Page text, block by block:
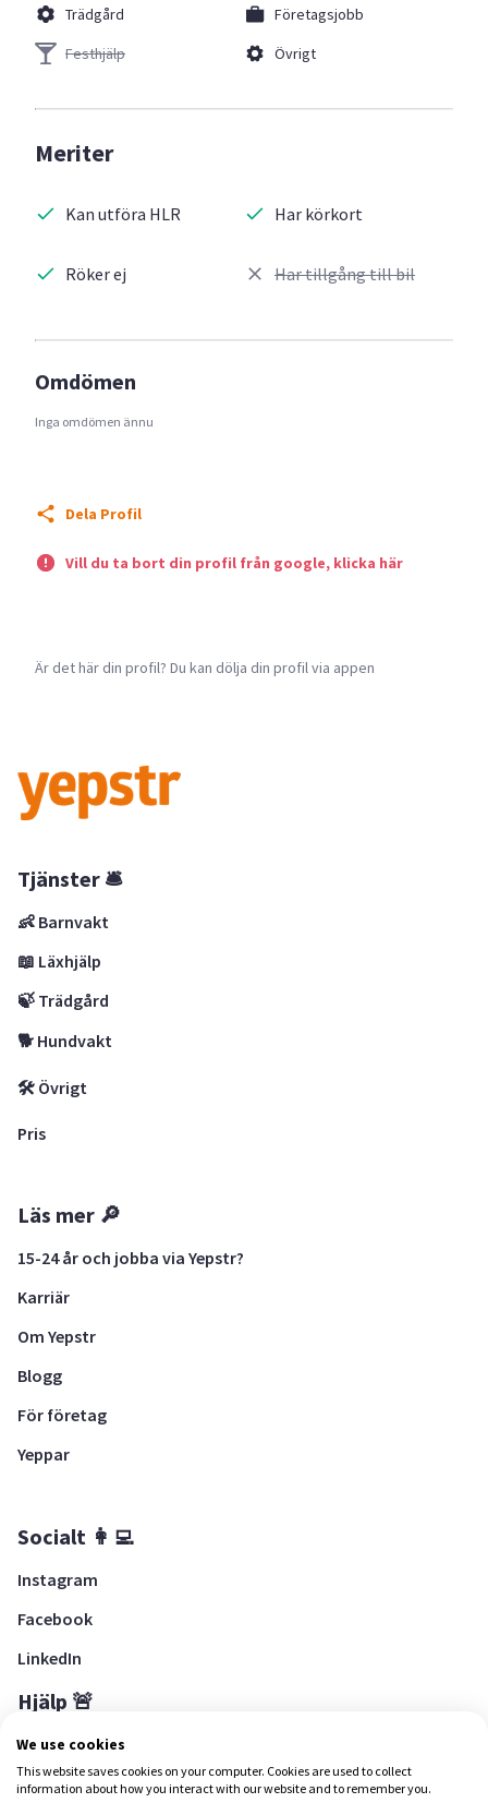
Trädgård
Festhjälp
Företagsjobb
Övrigt
Meriter
Kan utföra HLR
Röker ej
Har körkort
Har tillgång till bil
Omdömen
Inga omdömen ännu
Dela Profil
Vill du ta bort din profil från google, klicka här
Är det här din profil? Du kan dölja din profil via appen
Tjänster 🛎
👶 Barnvakt
📖 Läxhjälp
🍃 Trädgård
🐕 Hundvakt
🛠 Övrigt
Pris
Läs mer 🔎
15-24 år och jobba via Yepstr?
Karriär
Om Yepstr
Blogg
För företag
Yeppar
Socialt 👩‍💻
Instagram
Facebook
LinkedIn
Hjälp 🚨
Hjälpcenter
We use cookies
This website saves cookies on your computer. Cookies are used to collect
information about how you interact with our website and to remember you.